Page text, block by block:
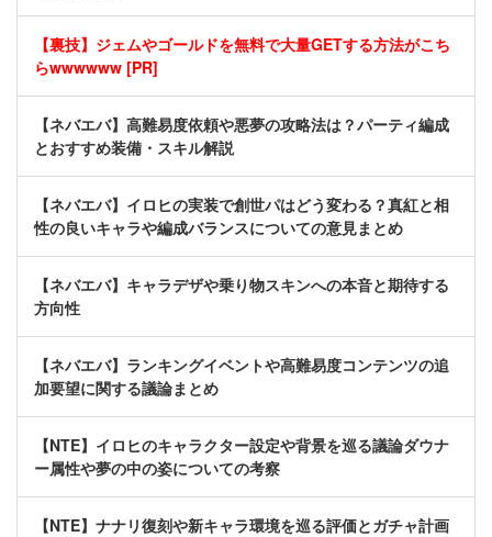
【裏技】ジェムやゴールドを無料で大量GETする方法がこち
らwwwwww [PR]
【ネバエバ】高難易度依頼や悪夢の攻略法は？パーティ編成
とおすすめ装備・スキル解説
【ネバエバ】イロヒの実装で創世パはどう変わる？真紅と相
性の良いキャラや編成バランスについての意見まとめ
【ネバエバ】キャラデザや乗り物スキンへの本音と期待する
方向性
【ネバエバ】ランキングイベントや高難易度コンテンツの追
加要望に関する議論まとめ
【NTE】イロヒのキャラクター設定や背景を巡る議論ダウナ
ー属性や夢の中の姿についての考察
【NTE】ナナリ復刻や新キャラ環境を巡る評価とガチャ計画